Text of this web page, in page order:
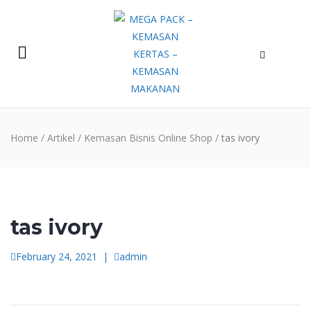
Home / Artikel / Kemasan Bisnis Online Shop / tas ivory
tas ivory
February 24, 2021 | admin